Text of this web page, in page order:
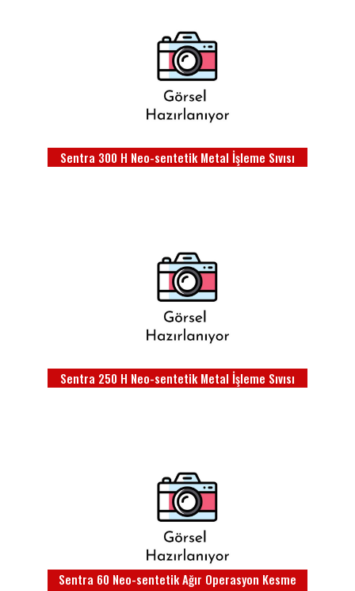
Sentra 300 H Neo-sentetik Metal İşleme Sıvısı
Sentra 250 H Neo-sentetik Metal İşleme Sıvısı
Sentra 60 Neo-sentetik Ağır Operasyon Kesme